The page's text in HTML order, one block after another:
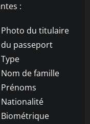
:
Photo du titulaire
du passeport
Type
Nom de famille
Prénoms
Nationalité
Biométrique